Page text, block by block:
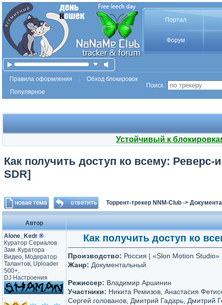
Портал
Форум
Правила оформления
Обход блокировок
Популярное
Поиск :
Устойчивый к
Как получить доступ ко всему: Реверс-
SDR]
Торрент-трекер NNM-Club ->
Автор
Alone_Kedr ®
Куратор Сериалов
Зам. Куратора
Видео, Модератор
Талантов, Uploader
500+,
DJ Настроения
Как получить доступ ко
Производство: Россия | «Slon Motion Studio»
Жанр: Документальный
Режиссер: Владимир Аршинин
Участники: Никита Ремизов, Анастасия
Сергей голованов, Дмитрий Гадарь, Дмитрий